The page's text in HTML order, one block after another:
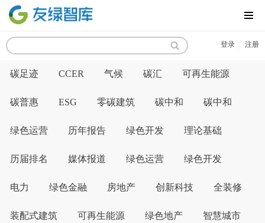
MENU
登录 注册
碳足迹 CCER 气候 碳汇 可再生能源
碳普惠 ESG 零碳建筑 碳中和 碳中和
绿色运营 历年报告 绿色开发 理论基础
历届排名 媒体报道 绿色运营 绿色开发
电力 绿色金融 房地产 创新科技 全装修
装配式建筑 可再生能源 绿色地产 智慧城市